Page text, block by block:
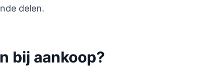
delen.
bij aankoop?